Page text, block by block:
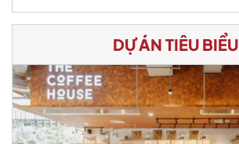
DỰ ÁN TIÊU BIỂU